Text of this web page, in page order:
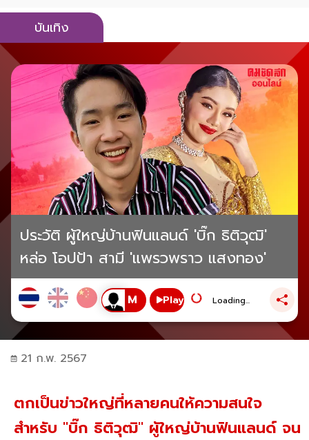
บันเทิง
ประวัติ ผู้ใหญ่บ้านฟินแลนด์ 'บิ๊ก ธิติวุฒิ'
หล่อ โอปป้า สามี 'แพรวพราว แสงทอง'
Play Loading...
21 ก.พ. 2567
ตกเป็นข่าวใหญ่ที่หลายคนให้ความสนใจ
สำหรับ "บิ๊ก ธิติวุฒิ" ผู้ใหญ่บ้านฟินแลนด์ จน